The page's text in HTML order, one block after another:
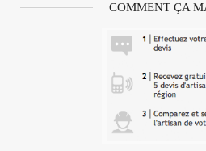
COMMENT ÇA